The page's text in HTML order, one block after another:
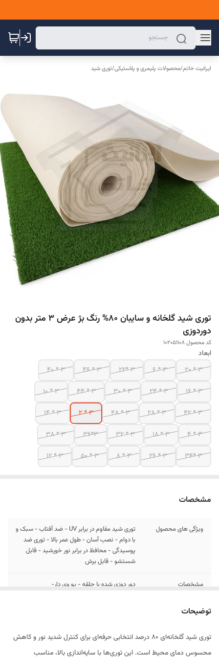
ایرانیت خاتم/محصولات پلیمری و پلاستیکی/توری شید
توری شید گلخانه و سایبان 80% رنگ بژ عرض 3 متر بدون
دوردوزی
کد محصول 102051108
ابعاد
3 * 20
3 * 6
3 *22
3 * 46
3 * 40
3 * 16
3 * 24
3 * 30
3 * 44
3 * 10
3 * 42
3 * 28
3 * 48
3 * 2
3 * 14
3 * 4
3 * 18
3 * 32
3*36
3 * 38
3 *34
3 * 26
3 * 8
3 * 50
3 * 12
مشخصات
ویژگی های محصول
توری شید مقاوم در برابر UV - ضد آفتاب - سبک و
با دوام - نصب آسان - طول عمر بالا - توری ضد
پوسیدگی - محافظ در برابر نور خورشید - قابل
شستشو - قابل برش
مشخصات دور دوزی شده با حلقه - یو وی دار-
نوع جنس
توضیحات
توری شید گلخانه‌ای ۸۰ درصد انتخابی حرفه‌ای برای کنترل شدید نور و کاهش
محسوس دمای محیط است. این توری‌ها با سایه‌اندازی بالا، مناسب